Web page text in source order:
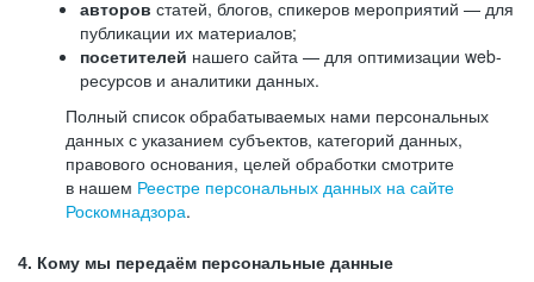
авторов статей, блогов, спикеров мероприятий — для
публикации их материалов;
посетителей нашего сайта — для оптимизации web-
ресурсов и аналитики данных.
Полный список обрабатываемых нами персональных
данных с указанием субъектов, категорий данных,
правового основания, целей обработки смотрите
в нашем Реестре персональных данных на сайте
Роскомнадзора.
4. Кому мы передаём персональные данные